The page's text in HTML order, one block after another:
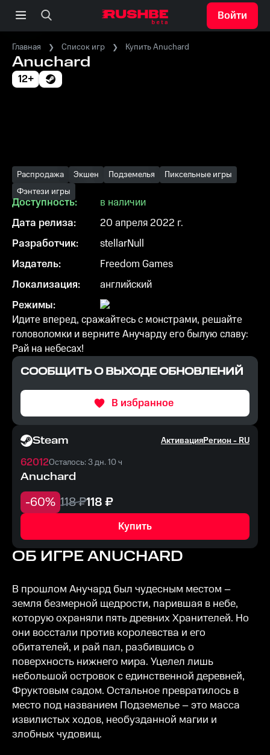
Войти
Главная Список игр Купить Anuchard
Anuchard
12+
Распродажа Экшен Подземелья
Пиксельные игры
Фэнтези игры
Доступность:
в наличии
Дата релиза:
20 апреля 2022 г.
Разработчик:
stellarNull
Издатель:
Freedom Games
Локализация:
английский
Режимы:
Идите вперед, сражайтесь с монстрами, решайте
головоломки и верните Анучарду его былую славу:
Рай на небесах!
СООБЩИТЬ О ВЫХОДЕ ОБНОВЛЕНИЙ
В избранное
Steam АктивацияРегион -RU
62012Осталось: 3 дн. 10 ч
Anuchard
-60% 118₽118₽
Купить
ОБ ИГРЕANUCHARD
В прошлом Анучард был чудесным местом –
земля безмерной щедрости, парившая в небе,
которую охраняли пять древних Хранителей. Но
они восстали против королевства и его
обитателей, и рай пал, разбившись о
поверхность нижнего мира. Уцелел лишь
небольшой островок с единственной деревней,
Фруктовым садом. Остальное превратилось в
место под названием Подземелье – это масса
извилистых ходов, необузданной магии и
злобных чудовищ.